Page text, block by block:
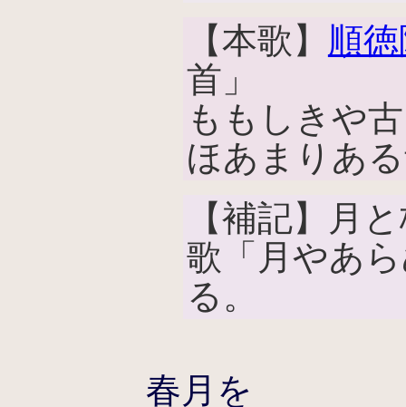
【本歌】 順
首」
ももしきや
ほあまりあ
【補記】月
歌「月やあ
る。
春月を